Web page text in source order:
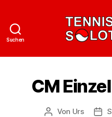
Suchen
CM
Beitragsautor
Von Urs